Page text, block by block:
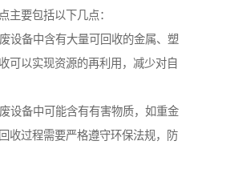
主要包括以下几点：
设备中含有大量可回收的金属、塑
可以实现资源的再利用，减少对自
设备中可能含有有害物质，如重金
收过程需要严格遵守环保法规，防